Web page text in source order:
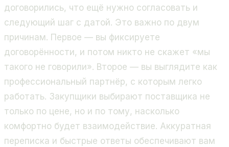
договорились, что ещё нужно согласовать и
следующий шаг с датой. Это важно по двум
причинам. Первое — вы фиксируете
договорённости, и потом никто не скажет «мы
такого не говорили». Второе — вы выглядите как
профессиональный партнёр, с которым легко
работать. Закупщики выбирают поставщика не
только по цене, но и по тому, насколько
комфортно будет взаимодействие. Аккуратная
переписка и быстрые ответы обеспечивают вам